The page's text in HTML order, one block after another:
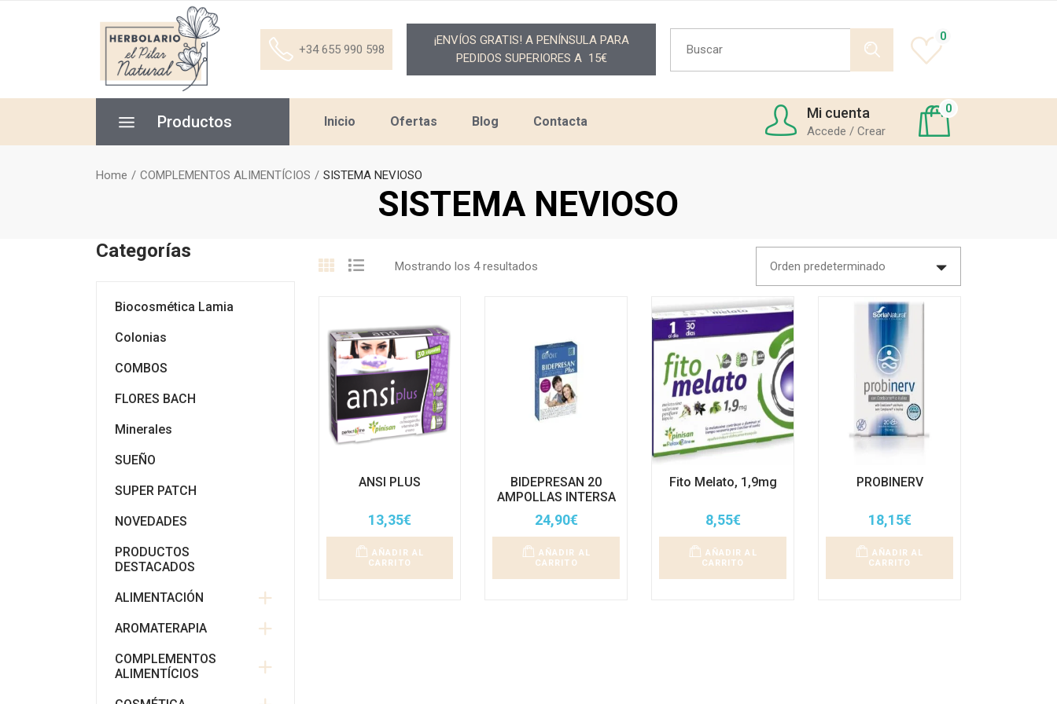
+34 655 990 598
¡ENVÍOS GRATIS! A PENÍNSULA PARA
PEDIDOS SUPERIORES A 15€
Search
for:
0
Productos Inicio Ofertas Blog Contacta
Mi cuenta
Accede / Crear
0
SISTEMA NEVIOSO
Home COMPLEMENTOS ALIMENTÍCIOS SISTEMA NEVIOSO
Mostrando los 4 resultados Orden predeterminado
ANSI PLUS
13,35€
AÑADIR AL
CARRITO
BIDEPRESAN 20
AMPOLLAS INTERSA
24,90€
AÑADIR AL
CARRITO
Fito Melato, 1,9mg
8,55€
AÑADIR AL
CARRITO
PROBINERV
18,15€
AÑADIR AL
CARRITO
Categorías
Biocosmética Lamia
Colonias
COMBOS
FLORES BACH
Minerales
SUEÑO
SUPER PATCH
NOVEDADES
PRODUCTOS
DESTACADOS
ALIMENTACIÓN
AROMATERAPIA
COMPLEMENTOS
ALIMENTÍCIOS